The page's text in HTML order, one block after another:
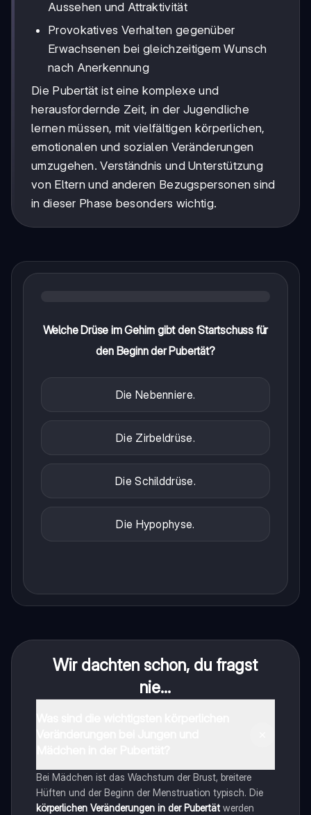
Aussehen und Attraktivität
Provokatives Verhalten gegenüber
Erwachsenen bei gleichzeitigem Wunsch
nach Anerkennung
Die Pubertät ist eine komplexe und
herausfordernde Zeit, in der Jugendliche
lernen müssen, mit vielfältigen körperlichen,
emotionalen und sozialen Veränderungen
umzugehen. Verständnis und Unterstützung
von Eltern und anderen Bezugspersonen sind
in dieser Phase besonders wichtig.
Welche Drüse im Gehirn gibt den Startschuss für
den Beginn der Pubertät?
Die Nebenniere.
Die Zirbeldrüse.
Die Schilddrüse.
Die Hypophyse.
Wir dachten schon, du fragst
nie...
Bei Mädchen ist das Wachstum der Brust, breitere
Hüften und der Beginn der Menstruation typisch. Die
körperlichen Veränderungen in der Pubertätwerden